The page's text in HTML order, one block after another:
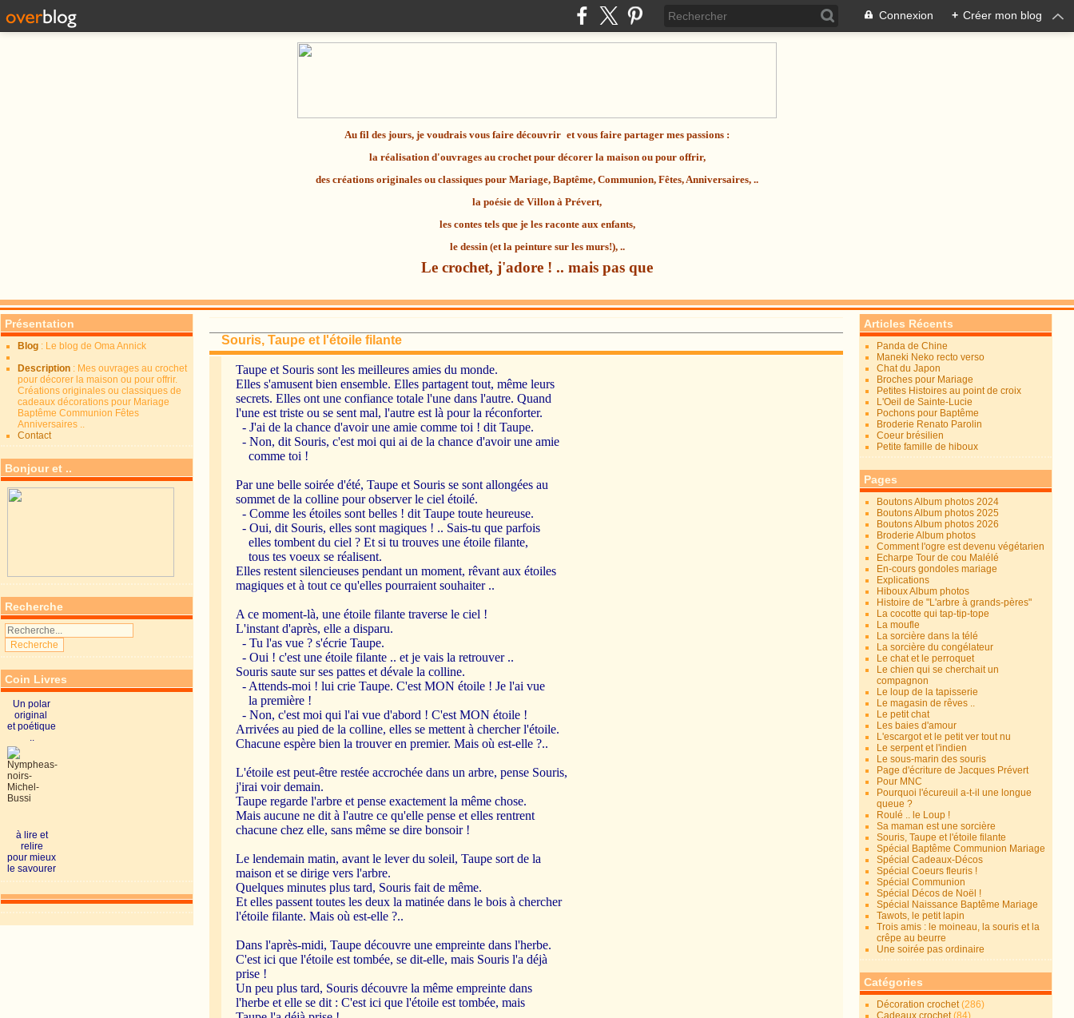
Connexion + Créer mon blog
Au fil des jours, je voudrais vous faire découvrir et vous faire partager mes passions :
la réalisation d'ouvrages au crochetpour décorer la maison ou pour offrir,
des créations originales ou classiques pour Mariage, Baptême, Communion, Fêtes, Anniversaires, ..
la poésie de Villon à Prévert,
les contes tels que je les raconte aux enfants,
le dessin (et la peinture sur les murs!), ..
Le crochet, j'adore ! .. mais pas que
Présentation
Blog : Le blog de Oma Annick
Description : Mes ouvrages au crochet
pour décorer la maison ou pour offrir.
Créations originales ou classiques de
cadeaux décorations pour Mariage
Baptême Communion Fêtes
Anniversaires ..
Contact
Bonjour et ..
Recherche
Coin Livres
Un polar
original
et poétique
..
à lire et
relire
pour mieux
le savourer
Souris, Taupe et l'étoile filante
Taupe et Souris sont les meilleures amies du monde.
Elles s'amusent bien ensemble. Elles partagent tout, même leurs
secrets. Elles ont une confiance totale l'une dans l'autre. Quand
l'une est triste ou se sent mal, l'autre est là pour la réconforter.
- J'ai de la chance d'avoir une amie comme toi ! dit Taupe.
- Non, dit Souris, c'est moi qui ai de la chance d'avoir une amie
comme toi !
Par une belle soirée d'été, Taupe et Souris se sont allongées au
sommet de la colline pour observer le ciel étoilé.
- Comme les étoiles sont belles ! dit Taupe toute heureuse.
- Oui, dit Souris, elles sont magiques ! .. Sais-tu que parfois
elles tombent du ciel ? Et si tu trouves une étoile filante,
tous tes voeux se réalisent.
Elles restent silencieuses pendant un moment, rêvant aux étoiles
magiques et à tout ce qu'elles pourraient souhaiter ..
A ce moment-là, une étoile filante traverse le ciel !
L'instant d'après, elle a disparu.
- Tu l'as vue ? s'écrie Taupe.
- Oui ! c'est une étoile filante .. et je vais la retrouver ..
Souris saute sur ses pattes et dévale la colline.
- Attends-moi ! lui crie Taupe. C'est MON étoile ! Je l'ai vue
la première !
- Non, c'est moi qui l'ai vue d'abord ! C'est MON étoile !
Arrivées au pied de la colline, elles se mettent à chercher l'étoile.
Chacune espère bien la trouver en premier. Mais où est-elle ?..
L'étoile est peut-être restée accrochée dans un arbre, pense Souris,
j'irai voir demain.
Taupe regarde l'arbre et pense exactement la même chose.
Mais aucune ne dit à l'autre ce qu'elle pense et elles rentrent
chacune chez elle, sans même se dire bonsoir !
Le lendemain matin, avant le lever du soleil, Taupe sort de la
maison et se dirige vers l'arbre.
Quelques minutes plus tard, Souris fait de même.
Et elles passent toutes les deux la matinée dans le bois à chercher
l'étoile filante. Mais où est-elle ?..
Dans l'après-midi, Taupe découvre une empreinte dans l'herbe.
C'est ici que l'étoile est tombée, se dit-elle, mais Souris l'a déjà
prise !
Un peu plus tard, Souris découvre la même empreinte dans
l'herbe et elle se dit : C'est ici que l'étoile est tombée, mais
Articles Récents
Panda de Chine
Maneki Neko recto verso
Chat du Japon
Broches pour Mariage
Petites Histoires au point de croix
L'Oeil de Sainte-Lucie
Pochons pour Baptême
Broderie Renato Parolin
Coeur brésilien
Petite famille de hiboux
Pages
Boutons Album photos 2024
Boutons Album photos 2025
Boutons Album photos 2026
Broderie Album photos
Comment l'ogre est devenu végétarien
Echarpe Tour de cou Malélé
En-cours gondoles mariage
Explications
Hiboux Album photos
Histoire de "L'arbre à grands-pères"
La cocotte qui tap-tip-tope
La moufle
La sorcière dans la télé
La sorcière du congélateur
Le chat et le perroquet
Le chien qui se cherchait un
compagnon
Le loup de la tapisserie
Le magasin de rêves ..
Le petit chat
Les baies d'amour
L'escargot et le petit ver tout nu
Le serpent et l'indien
Le sous-marin des souris
Page d'écriture de Jacques Prévert
Pour MNC
Pourquoi l'écureuil a-t-il une longue
queue ?
Roulé .. le Loup !
Sa maman est une sorcière
Souris, Taupe et l'étoile filante
Spécial Baptême Communion Mariage
Spécial Cadeaux-Décos
Spécial Coeurs fleuris !
Spécial Communion
Spécial Décos de Noël !
Spécial Naissance Baptême Mariage
Tawots, le petit lapin
Trois amis : le moineau, la souris et la
crêpe au beurre
Une soirée pas ordinaire
Catégories
Décoration crochet(286)
Cadeaux crochet(84)